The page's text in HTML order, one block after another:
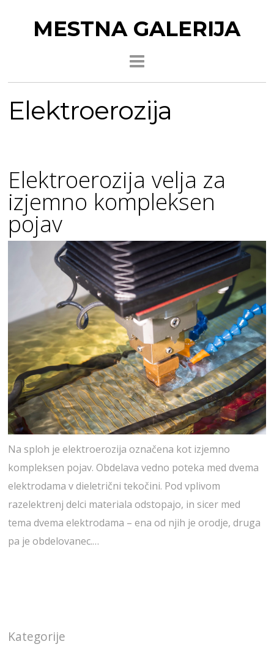
MESTNA GALERIJA
Elektroerozija
Elektroerozija velja za
izjemno kompleksen
pojav
Na sploh je elektroerozija označena kot izjemno
kompleksen pojav. Obdelava vedno poteka med dvema
elektrodama v dieletrični tekočini. Pod vplivom
razelektrenj delci materiala odstopajo, in sicer med
tema dvema elektrodama – ena od njih je orodje, druga
pa je obdelovanec.…
Kategorije